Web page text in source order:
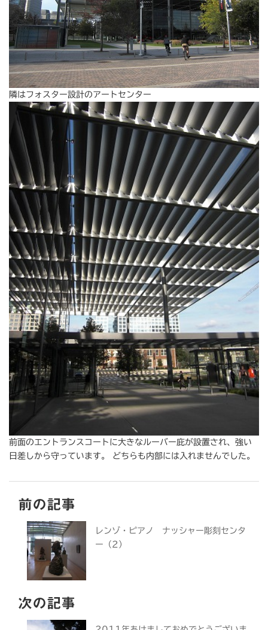
隣はフォスター設計のアートセンター
前面のエントランスコートに大きなルーバー庇が設置され、強い
日差しから守っています。 どちらも内部には入れませんでした。
前の記事
レンゾ・ピアノ ナッシャー彫刻センタ
ー（2）
次の記事